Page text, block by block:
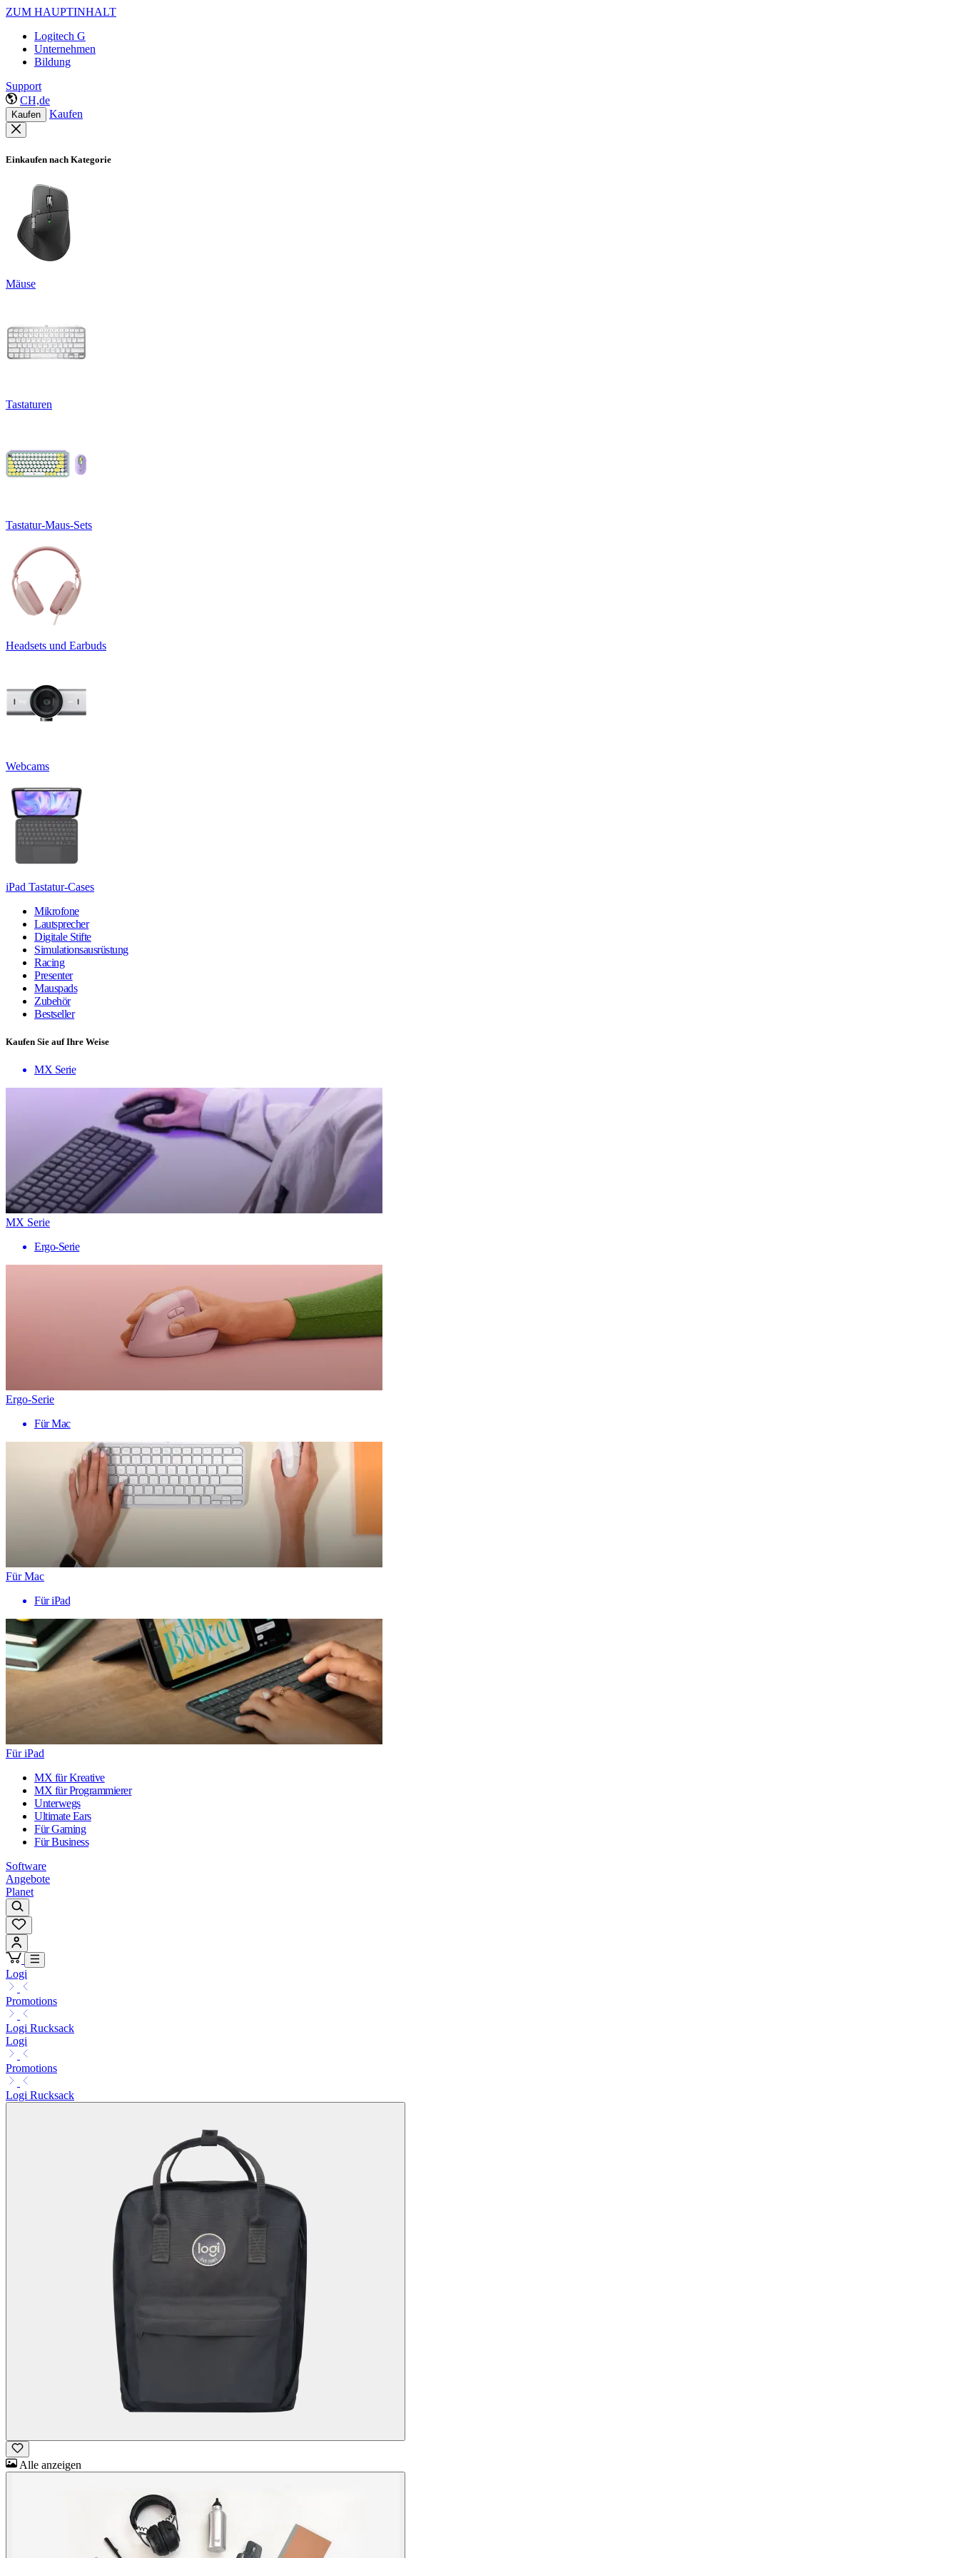
ZUM HAUPTINHALT
Logitech G
Unternehmen
Bildung
Support
CH,de
Kaufen Kaufen
Einkaufen nach Kategorie
Mäuse
Tastaturen
Tastatur-Maus-Sets
Headsets und Earbuds
Webcams
iPad Tastatur-Cases
Mikrofone
Lautsprecher
Digitale Stifte
Simulationsausrüstung
Racing
Presenter
Mauspads
Zubehör
Bestseller
Kaufen Sie auf Ihre Weise
MX Serie
MX Serie
Ergo-Serie
Ergo-Serie
Für Mac
Für Mac
Für iPad
Für iPad
MX für Kreative
MX für Programmierer
Unterwegs
Ultimate Ears
Für Gaming
Für Business
Software
Angebote
Planet
Logi
Promotions
Logi Rucksack
Logi
Promotions
Logi Rucksack
Alle anzeigen